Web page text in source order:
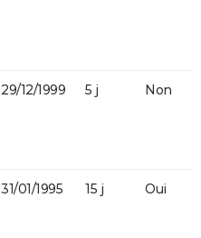
29/12/1999 5 j Non
31/01/1995 15 j Oui